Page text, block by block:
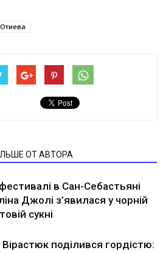
ОТ АВТОРА
в Сан-Себастьяні
Джолі з’явилася у чорній
сукні
поділився гордістю: